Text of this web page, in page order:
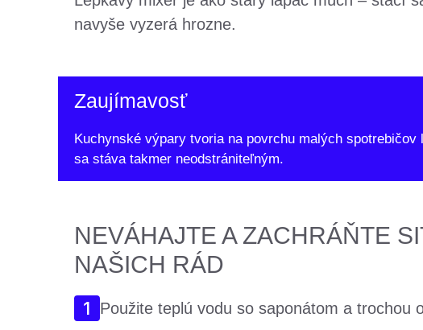
navyše vyzerá hrozne.
Zaujímavosť
Kuchynské výpary tvoria na povrchu malých
sa stáva takmer neodstrániteľným.
NEVÁHAJTE A ZACHRÁŇTE
NAŠICH RÁD
Použite teplú vodu so saponátom a trochou